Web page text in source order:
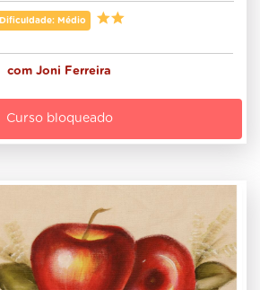
Dificuldade: Médio
com Joni Ferreira
Curso bloqueado